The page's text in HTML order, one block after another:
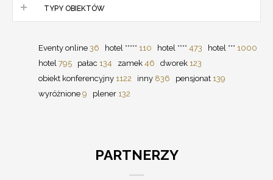
TYPY OBIEKTÓW
Eventy online 36 hotel ***** 110 hotel **** 473 hotel *** 1000
hotel 795 pałac 134 zamek 46 dworek 123
obiekt konferencyjny 1122 inny 836 pensjonat 139
wyróżnione 9 plener 132
PARTNERZY